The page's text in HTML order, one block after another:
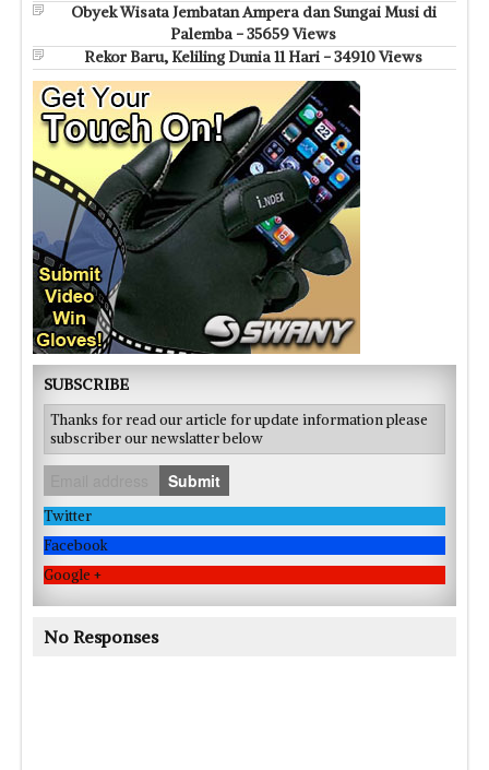
Obyek Wisata Jembatan Ampera dan Sungai Musi di
Palemba - 35659 Views
Rekor Baru, Keliling Dunia 11 Hari - 34910 Views
SUBSCRIBE
Thanks for read our article for update information please
subscriber our newslatter below
Submit
Twitter
Facebook
Google +
No Responses